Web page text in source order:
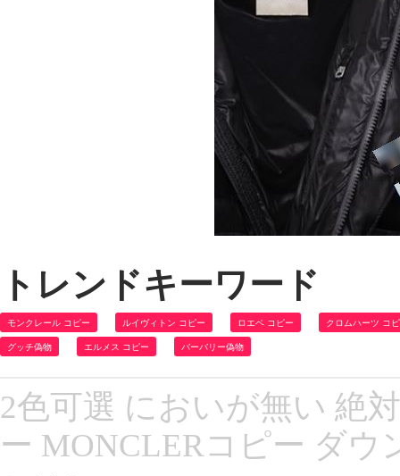
トレンドキーワード
モンクレール コピー ルイヴィトン コピー ロエベ コピー クロムハーツ コ
グッチ偽物 エルメス コピー バーバリー偽物
2色可選 においが無い 絶
ー MONCLERコピー ダウ